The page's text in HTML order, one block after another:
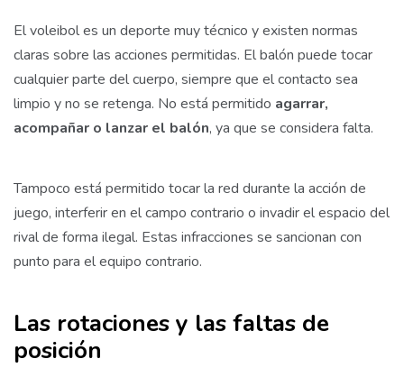
El voleibol es un deporte muy técnico y existen normas
claras sobre las acciones permitidas. El balón puede tocar
cualquier parte del cuerpo, siempre que el contacto sea
limpio y no se retenga. No está permitido agarrar,
acompañar o lanzar el balón, ya que se considera falta.
Tampoco está permitido tocar la red durante la acción de
juego, interferir en el campo contrario o invadir el espacio del
rival de forma ilegal. Estas infracciones se sancionan con
punto para el equipo contrario.
Las rotaciones y las faltas de
posición